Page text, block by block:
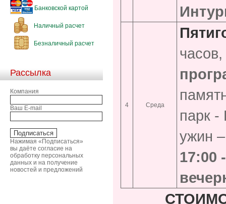
Банковской картой
Наличный расчет
Безналичный расчет
Рассылка
Компания
Ваш E-mail
Нажимая «Подписаться»
вы даёте согласие на
обработку персональных
данных и на получение
новостей и предложений
4 Среда
парк -
ужин
17:00